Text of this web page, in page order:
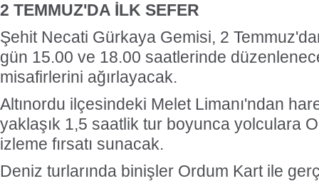
2 TEMMUZ'DA İLK SEFER
Şehit Necati Gürkaya Gemisi, 2
gün 15.00 ve 18.00 saatlerinde
misafirlerini ağırlayacak.
Altınordu ilçesindeki Melet Limanı'ndan
yaklaşık 1,5 saatlik tur boyunca yolculara
izleme fırsatı sunacak.
Deniz turlarında binişler Ordum Kart ile